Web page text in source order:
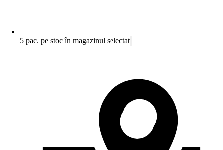
5 pac. pe stoc în magazinul selectat